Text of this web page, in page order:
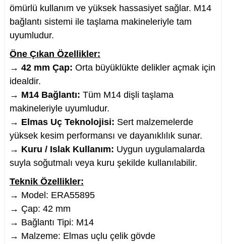
ömürlü kullanım ve yüksek hassasiyet sağlar. M14
bağlantı sistemi ile taşlama makineleriyle tam
uyumludur.
Öne Çıkan Özellikler:
→ 42 mm Çap: Orta büyüklükte delikler açmak için
idealdir.
→ M14 Bağlantı: Tüm M14 dişli taşlama
makineleriyle uyumludur.
→ Elmas Uç Teknolojisi: Sert malzemelerde
yüksek kesim performansı ve dayanıklılık sunar.
→ Kuru / Islak Kullanım: Uygun uygulamalarda
suyla soğutmalı veya kuru şekilde kullanılabilir.
Teknik Özellikler:
→ Model: ERA55895
→ Çap: 42 mm
→ Bağlantı Tipi: M14
→ Malzeme: Elmas uçlu çelik gövde